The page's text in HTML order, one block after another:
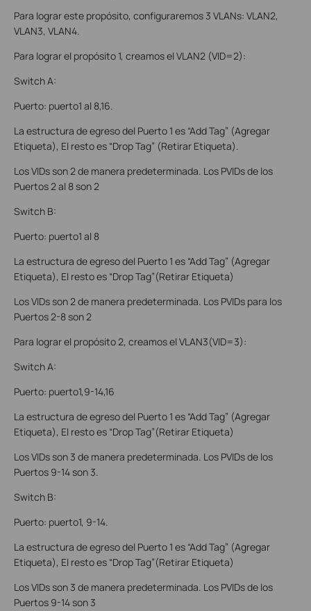
Para lograr este propósito, configuraremos 3 VLANs: VLAN2,
VLAN3, VLAN4.
Para lograr el propósito 1, creamos el VLAN2 (VID=2):
Switch A:
Puerto: puerto1 al 8,16.
La estructura de egreso del Puerto 1 es “Add Tag” (Agregar
Etiqueta), El resto es “Drop Tag” (Retirar Etiqueta).
Los VIDs son 2 de manera predeterminada. Los PVIDs de los
Puertos 2 al 8 son 2
Switch B:
Puerto: puerto1 al 8
La estructura de egreso del Puerto 1 es “Add Tag” (Agregar
Etiqueta), El resto es “Drop Tag”(Retirar Etiqueta)
Los VIDs son 2 de manera predeterminada. Los PVIDs para los
Puertos 2-8 son 2
Para lograr el propósito 2, creamos el VLAN3(VID=3):
Switch A:
Puerto: puerto1,9-14,16
La estructura de egreso del Puerto 1 es “Add Tag” (Agregar
Etiqueta), El resto es “Drop Tag”(Retirar Etiqueta)
Los VIDs son 3 de manera predeterminada. Los PVIDs de los
Puertos 9-14 son 3.
Switch B:
Puerto: puerto1, 9-14.
La estructura de egreso del Puerto 1 es “Add Tag” (Agregar
Etiqueta), El resto es “Drop Tag”(Retirar Etiqueta)
Los VIDs son 3 de manera predeterminada. Los PVIDs de los
Puertos 9-14 son 3